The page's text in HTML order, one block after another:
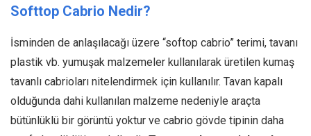
Softtop Cabrio Nedir?
İsminden de anlaşılacağı üzere “softop cabrio” terimi, tavanı
plastik vb. yumuşak malzemeler kullanılarak üretilen kumaş
tavanlı cabrioları nitelendirmek için kullanılır. Tavan kapalı
olduğunda dahi kullanılan malzeme nedeniyle araçta
bütünlüklü bir görüntü yoktur ve cabrio gövde tipinin daha